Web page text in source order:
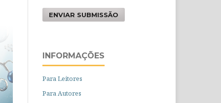
ENVIAR SUBMISSÃO
INFORMAÇÕES
Para Leitores
Para Autores